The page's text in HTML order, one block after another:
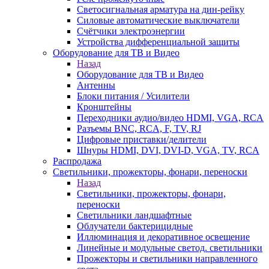
Светосигнальная арматура на дин-рейку
Силовые автоматические выключатели
Счётчики электроэнергии
Устройства дифференциальной защиты
Оборудование для ТВ и Видео
Назад
Оборудование для ТВ и Видео
Антенны
Блоки питания / Усилители
Кронштейны
Переходники аудио/видео HDMI, VGA, RCA
Разъемы BNС, RCA, F, TV, RJ
Цифровые приставки/делители
Шнуры HDMI, DVI, DVI-D, VGA, TV, RCA
Распродажа
Светильники, прожекторы, фонари, переноски
Назад
Светильники, прожекторы, фонари,
переноски
Светильники ландшафтные
Облучатели бактерицидные
Иллюминация и декоративное освещение
Линейные и модульные светод. светильники
Прожекторы и светильники направленного